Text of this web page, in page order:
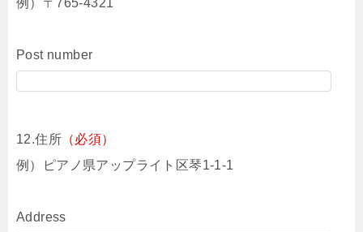
例）〒765-4321
Post number
12.住所 （必須）
例）ピアノ県アップライト区琴1-1-1
Address